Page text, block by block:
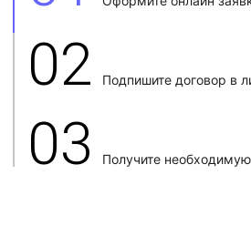
02 Подпишите договор в
03 Получите